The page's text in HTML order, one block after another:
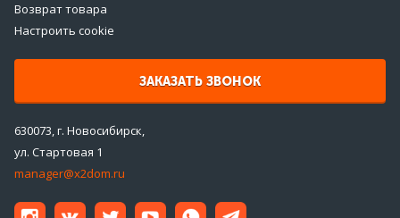
Возврат товара
Настроить cookie
ЗАКАЗАТЬ ЗВОНОК
630073, г. Новосибирск,
ул. Стартовая 1
manager@x2dom.ru